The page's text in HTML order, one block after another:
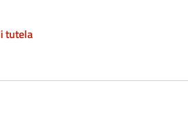
tutela